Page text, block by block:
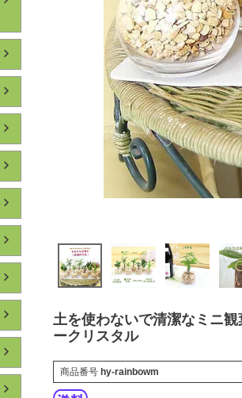
土を使わないで清潔なミニ
ークリスタル
商品番号 hy-rainbowm